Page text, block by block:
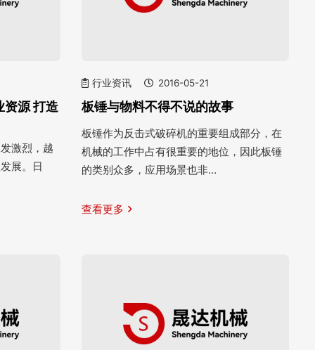
资源 打造
激烈，越
展。日
行业资讯 2016-05-21
板锤与物料不得不说的故事
板锤作为反击式破碎机的重要组成部分，在
机械的工作中占有很重要的地位，因此板锤
的类别众多，应用场景也非…
查看更多